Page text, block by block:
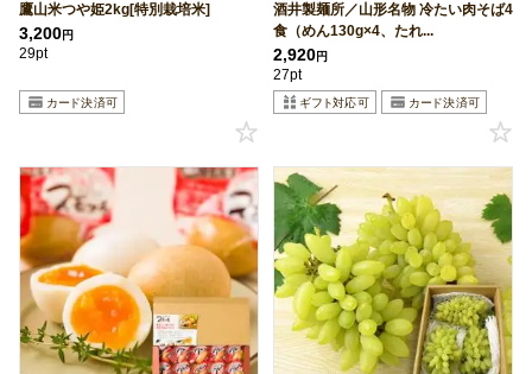
鷹山米つや姫2kg[特別栽培米]
3,200円
29pt
酒井製麺所／山形名物 冷たい肉そば4
食（めん130g×4、たれ...
2,920円
27pt